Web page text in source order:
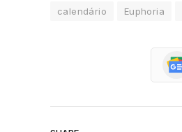
calendário Euphoria